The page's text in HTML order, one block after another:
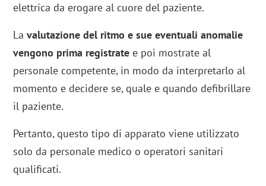
elettrica da erogare al cuore del paziente.
Lavalutazione del ritmo e sue eventuali anomalie
vengono prima registrate e poi mostrate al
personale competente, in modo da interpretarlo al
momento e decidere se, quale e quando defibrillare
il paziente.
Pertanto, questo tipo di apparato viene utilizzato
solo da personale medico o operatori sanitari
qualificati.